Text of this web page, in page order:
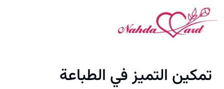
تمكين التميز في الطباعة